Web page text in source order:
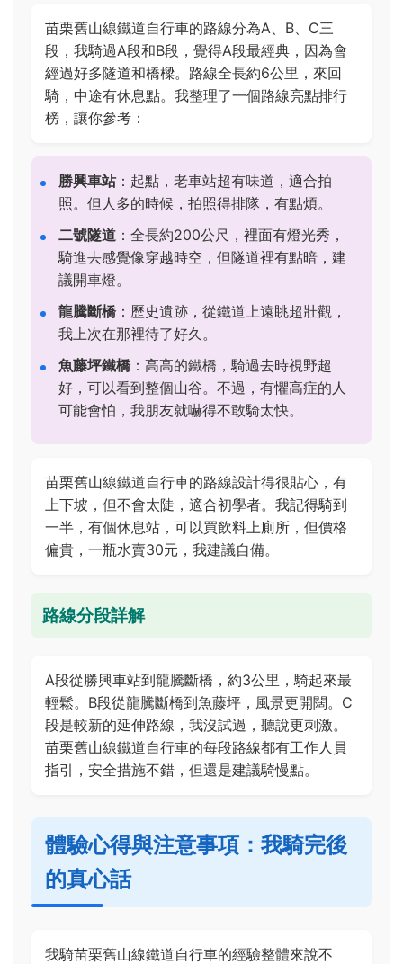
苗栗舊山線鐵道自行車的路線分為A、B、C三
段，我騎過A段和B段，覺得A段最經典，因為會
經過好多隧道和橋樑。路線全長約6公里，來回
騎，中途有休息點。我整理了一個路線亮點排行
榜，讓你參考：
勝興車站：起點，老車站超有味道，適合拍
照。但人多的時候，拍照得排隊，有點煩。
二號隧道 ：全長約200公尺，裡面有燈光秀，
騎進去感覺像穿越時空，但隧道裡有點暗，建
議開車燈。
龍騰斷橋：歷史遺跡，從鐵道上遠眺超壯觀，
我上次在那裡待了好久。
魚藤坪鐵橋：高高的鐵橋，騎過去時視野超
好，可以看到整個山谷。不過，有懼高症的人
可能會怕，我朋友就嚇得不敢騎太快。
苗栗舊山線鐵道自行車的路線設計得很貼心，有
上下坡，但不會太陡，適合初學者。我記得騎到
一半，有個休息站，可以買飲料上廁所，但價格
偏貴，一瓶水賣30元，我建議自備。
路線分段詳解
A段從勝興車站到龍騰斷橋，約3公里，騎起來最
輕鬆。B段從龍騰斷橋到魚藤坪，風景更開闊。C
段是較新的延伸路線，我沒試過，聽說更刺激。
苗栗舊山線鐵道自行車的每段路線都有工作人員
指引，安全措施不錯，但還是建議騎慢點。
體驗心得與注意事項：我騎完後
的真心話
我騎苗栗舊山線鐵道自行車的經驗整體來說不